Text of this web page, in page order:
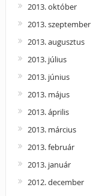
2013. október
2013. szeptember
2013. augusztus
2013. július
2013. június
2013. május
2013. április
2013. március
2013. február
2013. január
2012. december